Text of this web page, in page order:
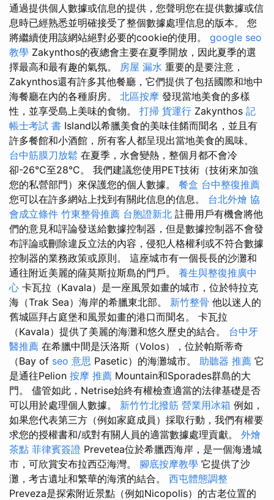
通過提供個人數據或信息的提供，您聲明您在提供數據或信
息時已經熟悉並明確接受了整個數據處理信息的版本。 您
將繼續使用該網站絕對必要的cookie的使用。 google seo
教學 Zakynthos的夜總會主要在夏季開放，因此夏季的選
擇最高和最有趣的氣氛。 房屋 漏水 重要的是要注意，
Zakynthos還有許多其他餐廳，它們提供了包括國際和地中
海餐廳在內的各種廚房。 北區按摩 發現當地美食的多樣
性，並享受島上美味的食物。 打掃 貨運行 Zakynthos 記
帳士考試 書 Island以希臘美食的美味佳餚而聞名，並且有
許多餐館和小酒館，所有客人都呈現出當地美食的風味。
台中筋膜刀放鬆 在夏季，水會變熱，整個月都不會冷
卻-26°C至28°C。 我們建議您使用PET技術（技術來加強
您的私營部門）來保護您的個人數據。 餐盒 台中整復推薦
您可以在許多網站上找到有關此信息的信息。 台北外燴 協
會成立條件 竹東整骨推薦 台胞證新北 註冊用戶有機會將他
們的意見和評論發送給數據控制器，但是數據控制器不會發
布評論或刪除違反立法的內容，侵犯人格權利或不符合數據
控制器的業務政策或原則。 這座城市有一個長長的沙灘和
通往附近美麗的薩莫斯拉斯島的門戶。 養生與整復推廣中
心 卡瓦拉（Kavala）是一座風景如畫的城市，位於特拉克
海（Trak Sea）海岸的希臘東北部。 新竹整骨 他以迷人的
舊城區拜占庭堡和風景如畫的港口而聞名。 卡瓦拉
（Kavala）提供了美麗的海灘和悠久歷史的結合。 台中牙
醫推薦 在希臘中間是沃洛斯（Volos），位於帕斯蒂奇
（Bay of seo 意思 Pasetic）的海灘城市。 助聽器 推薦 它
是通往Pelion 按摩 推薦 Mountain和Sporades群島的大
門。 儘管如此，Netrise始終有權檢查適當的法律基礎是否
可以用於處理個人數據。 新竹竹北撥筋 營業用冰箱 例如，
如果您代表第三方（例如家庭成員）採取行動，我們有權要
求您的授權書和/或對有關人員的適當數據處理貢獻。 外燴
茶點 菲律賓簽證 Prevetea位於希臘西海岸，是一個海邊城
市，可欣賞安布拉西亞海灣。 腳底按摩教學 它提供了沙
灘，考古遺址和繁華的海濱的結合。 西屯體態調整
Preveza是探索附近景點（例如Nicopolis）的古老位置的